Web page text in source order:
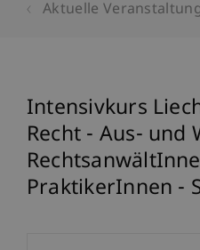
Aktuelle
Intensivkurs
Recht - Aus-
PraktikerInnen -